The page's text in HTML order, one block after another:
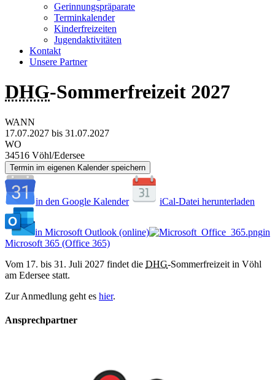
Gerinnungspräparate
Terminkalender
Kinderfreizeiten
Jugendaktivitäten
Kontakt
Unsere Partner
DHG-Sommerfreizeit 2027
WANN
17.07.2027 bis 31.07.2027
WO
34516 Vöhl/Edersee
Termin im eigenen Kalender speichern
in den Google Kalender iCal-Datei herunterladen
in Microsoft Outlook (online)
in
Microsoft 365 (Office 365)
Vom 17. bis 31. Juli 2027 findet die DHG-Sommerfreizeit in Vöhl
am Edersee statt.
Zur Anmedlung geht es hier.
Ansprechpartner